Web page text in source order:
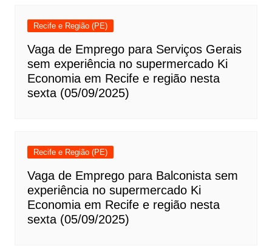
Recife e Região (PE)
Vaga de Emprego para Serviços Gerais
sem experiência no supermercado Ki
Economia em Recife e região nesta
sexta (05/09/2025)
Recife e Região (PE)
Vaga de Emprego para Balconista sem
experiência no supermercado Ki
Economia em Recife e região nesta
sexta (05/09/2025)